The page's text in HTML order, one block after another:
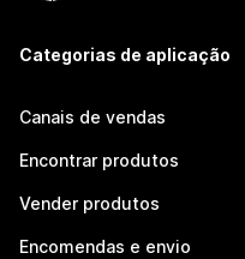
Categorias de aplicação
Canais de vendas
Encontrar produtos
Vender produtos
Encomendas e envio